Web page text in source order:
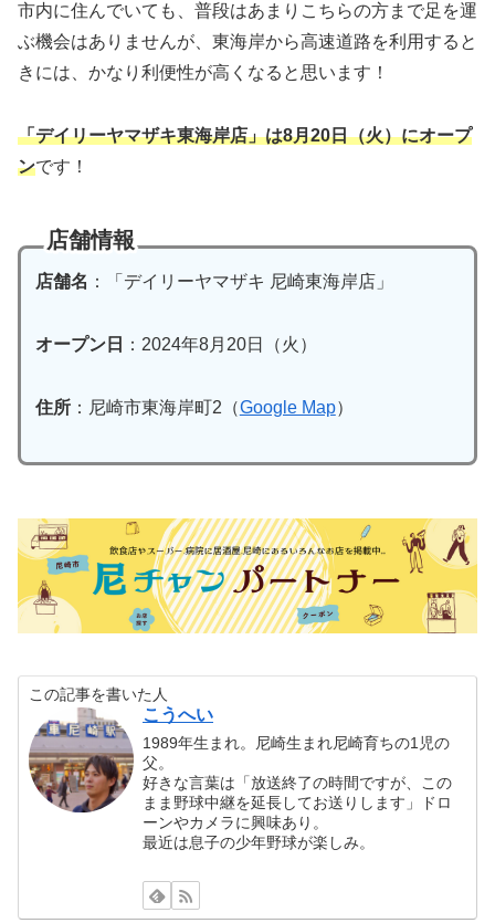
市内に住んでいても、普段はあまりこちらの方まで足を運
ぶ機会はありませんが、東海岸から高速道路を利用すると
きには、かなり利便性が高くなると思います！
「デイリーヤマザキ東海岸店」は8月20日（火）にオープ
ンです！
店舗情報
店舗名 ：「デイリーヤマザキ 尼崎東海岸店」
オープン日 ：2024年8月20日（火）
住所：尼崎市東海岸町2（Google Map）
この記事を書いた人
こうへい
1989年生まれ。尼崎生まれ尼崎育ちの1児の
父。
好きな言葉は「放送終了の時間ですが、この
まま野球中継を延長してお送りします」ドロ
ーンやカメラに興味あり。
最近は息子の少年野球が楽しみ。